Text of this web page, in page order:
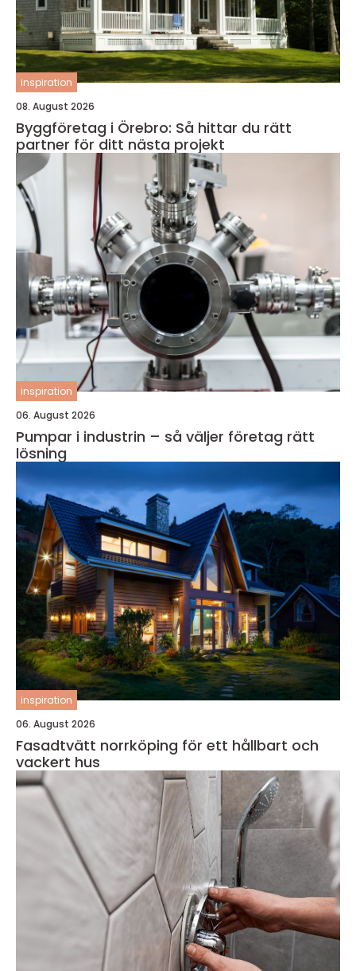
inspiration
08. August 2026
Byggföretag i Örebro: Så hittar du rätt
partner för ditt nästa projekt
inspiration
06. August 2026
Pumpar i industrin – så väljer företag rätt
lösning
inspiration
06. August 2026
Fasadtvätt norrköping för ett hållbart och
vackert hus